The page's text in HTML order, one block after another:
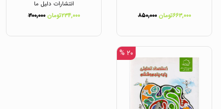
۶۶۳,۰۰۰تومان ۸۵۰,۰۰۰
انتشارات دلیل ما
۲۳۴,۰۰۰تومان
۳۰۰,۰۰۰
۲۰ %